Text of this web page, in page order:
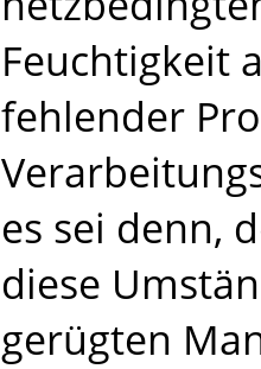
Feuchtigkeit
fehlender
es sei denn,
diese
gerügten